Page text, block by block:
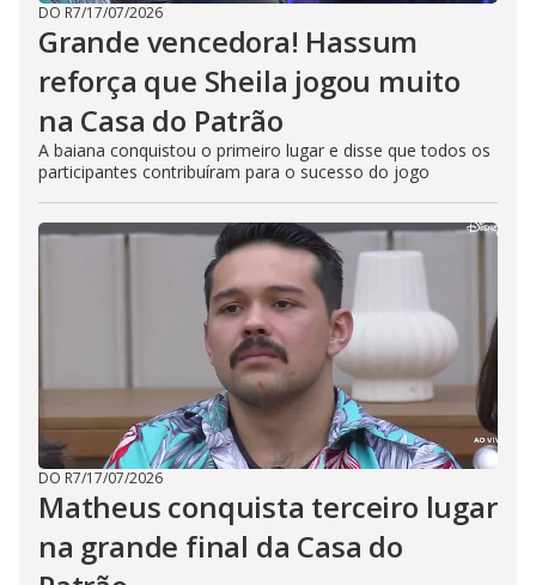
DO R7/17/07/2026
Grande vencedora! Hassum
reforça que Sheila jogou muito
na Casa do Patrão
A baiana conquistou o primeiro lugar e disse que todos os
participantes contribuíram para o sucesso do jogo
DO R7/17/07/2026
Matheus conquista terceiro lugar
na grande final da Casa do